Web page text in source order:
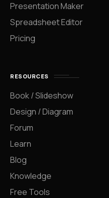
Presentation Maker
Spreadsheet Editor
Pricing
RESOURCES
Book / Slideshow
Design / Diagram
Forum
Learn
Blog
Knowledge
Free Tools